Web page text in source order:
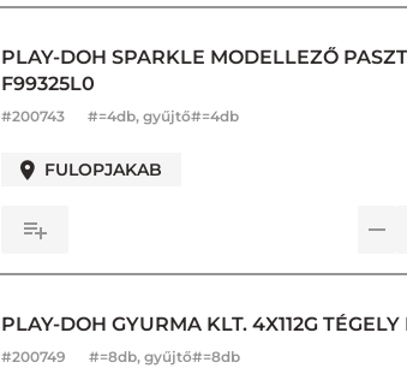
PLAY-DOH SPARKLE MODELLEZŐ
F99325L0
#200743 #=4db, gyűjtő#=4db
FULOPJAKAB
PLAY-DOH GYURMA KLT. 4X112G
#200749 #=8db, gyűjtő#=8db